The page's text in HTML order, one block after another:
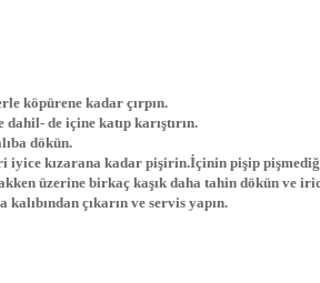
köpürene kadar çırpın.
de içine katıp karıştırın.
dökün.
iyice kızarana kadar pişirin.İçinin pişip
üzerine birkaç kaşık daha tahin dökün ve
kalıbından çıkarın ve servis yapın.